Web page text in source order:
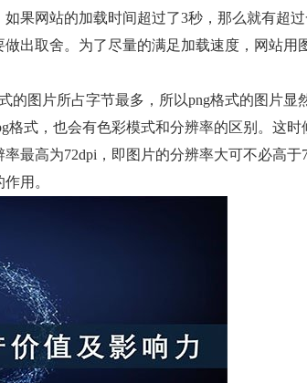
果网站的加载时间超过了3秒，那么就有超
出取舍。为了尽量的满足加载速度，网站用
的图片所占字节最多，所以png格式的图片显
格式，也会有色彩模式和分辨率的区别。这时
最高为72dpi，即图片的分辨率大可不必高于
用。